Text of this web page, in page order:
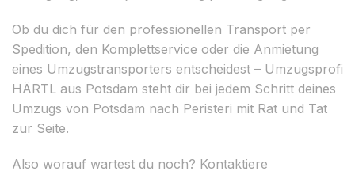
Ob du dich für den professionellen Transport per
Spedition, den Komplettservice oder die Anmietung
eines Umzugstransporters entscheidest – Umzugsprofi
HÄRTL aus Potsdam steht dir bei jedem Schritt deines
Umzugs von Potsdam nach Peristeri mit Rat und Tat
zur Seite.
Also worauf wartest du noch? Kontaktiere